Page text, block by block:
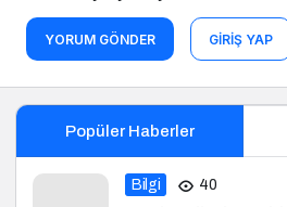
YORUM GÖNDER GIRIŞ YAP
Popüler Haberler
Bilgi 40